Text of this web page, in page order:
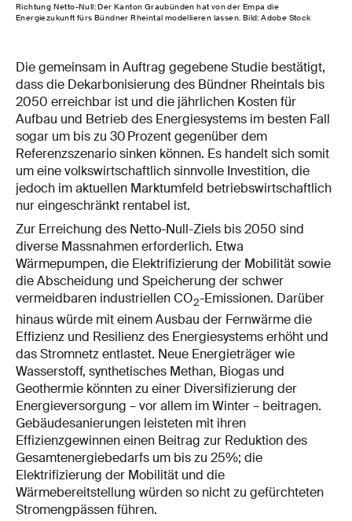
Richtung Netto-Null: Der Kanton Graubünden hat von der Empa die
Energiezukunft fürs Bündner Rheintal modellieren lassen. Bild: Adobe Stock
Die gemeinsam in Auftrag gegebene Studie bestätigt,
dass die Dekarbonisierung des Bündner Rheintals bis
2050 erreichbar ist und die jährlichen Kosten für
Aufbau und Betrieb des Energiesystems im besten Fall
sogar um bis zu 30 Prozent gegenüber dem
Referenzszenario sinken können. Es handelt sich somit
um eine volkswirtschaftlich sinnvolle Investition, die
jedoch im aktuellen Marktumfeld betriebswirtschaftlich
nur eingeschränkt rentabel ist.
Zur Erreichung des Netto-Null-Ziels bis 2050 sind
diverse Massnahmen erforderlich. Etwa
Wärmepumpen, die Elektrifizierung der Mobilität sowie
die Abscheidung und Speicherung der schwer
vermeidbaren industriellen CO2-Emissionen. Darüber
hinaus würde mit einem Ausbau der Fernwärme die
Effizienz und Resilienz des Energiesystems erhöht und
das Stromnetz entlastet. Neue Energieträger wie
Wasserstoff, synthetisches Methan, Biogas und
Geothermie könnten zu einer Diversifizierung der
Energieversorgung – vor allem im Winter – beitragen.
Gebäudesanierungen leisteten mit ihren
Effizienzgewinnen einen Beitrag zur Reduktion des
Gesamtenergiebedarfs um bis zu 25%; die
Elektrifizierung der Mobilität und die
Wärmebereitstellung würden so nicht zu gefürchteten
Stromengpässen führen.